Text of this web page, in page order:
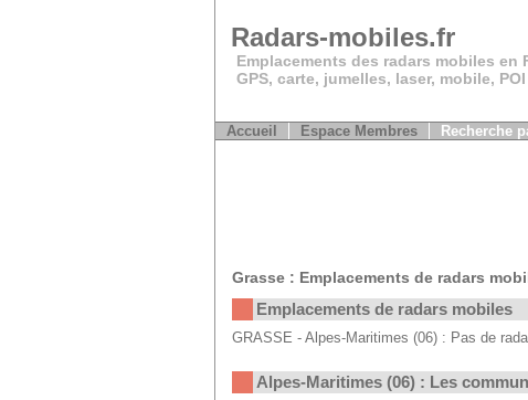
Radars-mobiles.fr
Emplacements des radars mobiles en
GPS, carte, jumelles, laser, mobile,
Accueil Espace Membres Recherche
Grasse : Emplacements de radars
Emplacements de radars mobiles
GRASSE - Alpes-Maritimes (06) : Pas de
Alpes-Maritimes (06) : Les